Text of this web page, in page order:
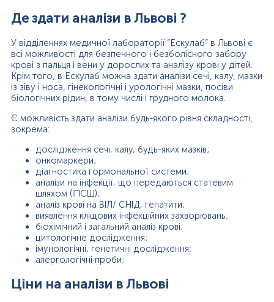
Де здати аналізи в Львові ?
У відділеннях медичної лабораторії “Ескулаб” в Львові є
всі можливості для безпечного і безболісного забору
крові з пальця і вени у дорослих та аналізу крові у дітей.
Крім того, в Ескулаб можна здати аналізи сечі, калу, мазки
із зіву і носа, гінекологічні і урологічні мазки, посіви
біологічних рідин, в тому числі і грудного молока.
Є можливість здати аналізи будь-якого рівня складності,
зокрема:
дослідження сечі, калу, будь-яких мазків;
онкомаркери;
діагностика гормональної системи;
аналізи на інфекції, що передаються статевим
шляхом (ІПСШ);
аналіз крові на ВІЛ/ СНІД, гепатити;
виявлення кліщових інфекційних захворювань;
біохімічний і загальний аналіз крові;
цитологічне дослідження;
імунологічні, генетичні дослідження;
алергологічні проби;
Ціни на аналізи в Львові